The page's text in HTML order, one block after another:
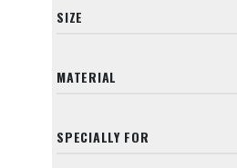
SIZE
MATERIAL
SPECIALLY FOR